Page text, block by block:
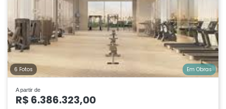
6 Fotos Em Obras
A partir de
R$ 6.386.323,00